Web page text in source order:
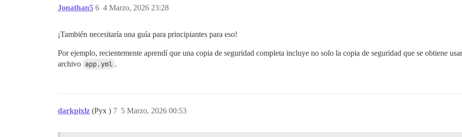
Jonathan5 4 Marzo, 2026 23:28
6
¡También necesitaría una guía para principiantes para eso!
Por ejemplo, recientemente aprendí que una copia de seguridad completa incluye no solo la copia de seguridad que se obtiene
archivo app.yml .
darkpixlz (Pyx ) 5 Marzo, 2026 00:53
7